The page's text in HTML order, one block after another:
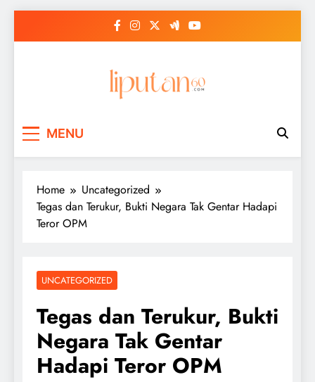
MENU
Home
Uncategorized
Tegas dan Terukur, Bukti Negara Tak Gentar Hadapi
Teror OPM
UNCATEGORIZED
Tegas dan Terukur, Bukti
Negara Tak Gentar
Hadapi Teror OPM